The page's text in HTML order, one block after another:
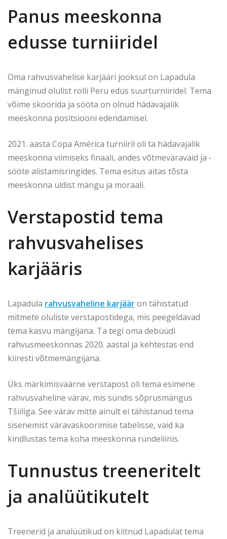
Panus meeskonna
edusse turniiridel
Oma rahvusvahelise karjääri jooksul on Lapadula
mänginud olulist rolli Peru edus suurturniiridel. Tema
võime skoorida ja sööta on olnud hädavajalik
meeskonna positsiooni edendamisel.
2021. aasta Copa América turniiril oli ta hädavajalik
meeskonna viimiseks finaali, andes võtmeväravaid ja -
sööte alistamisringides. Tema esitus aitas tõsta
meeskonna üldist mängu ja moraali.
Verstapostid tema
rahvusvahelises
karjääris
Lapadula rahvusvaheline karjääron tähistatud
mitmete oluliste verstapostidega, mis peegeldavad
tema kasvu mängijana. Ta tegi oma debüüdi
rahvusmeeskonnas 2020. aastal ja kehtestas end
kiiresti võtmemängijana.
Üks märkimisväärne verstapost oli tema esimene
rahvusvaheline värav, mis sündis sõprusmängus
Tšiiliga. See värav mitte ainult ei tähistanud tema
sisenemist väravaskoorimise tabelisse, vaid ka
kindlustas tema koha meeskonna ründeliinis.
Tunnustus treeneritelt
ja analüütikutelt
Treenerid ja analüütikud on kiitnud Lapadulat tema